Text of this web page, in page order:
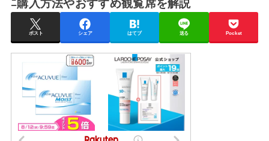
ﾆ購入方法やおすすめ観覧席を解説
ポスト シェア はてブ 送る Pocket